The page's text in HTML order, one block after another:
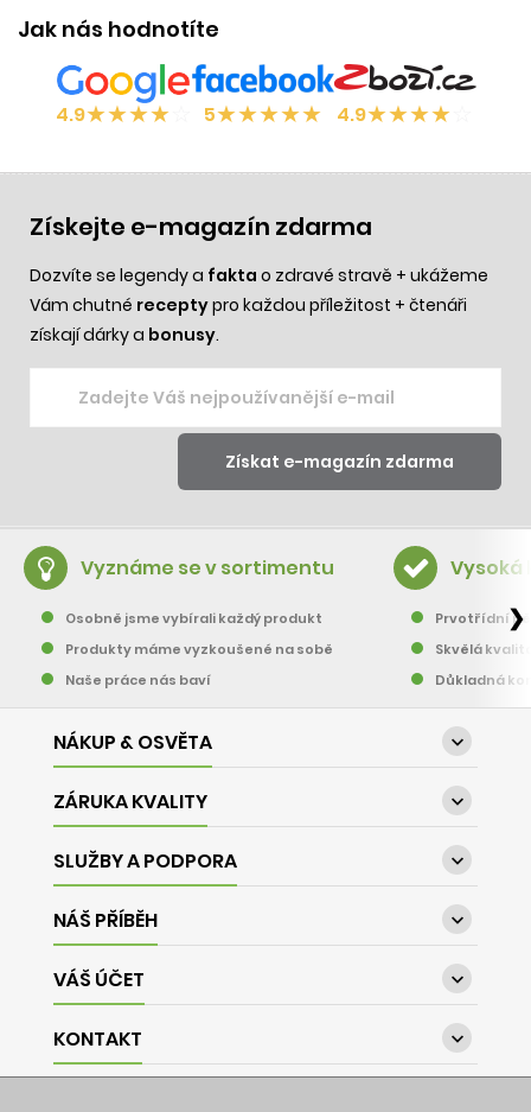
Jak nás hodnotíte
4.9★★★★ 5★★★★★ 4.9★★★★
Získejte e-magazín zdarma
Dozvíte se legendy a fakta o zdravé stravě + ukážeme
Vám chutné receptypro každou příležitost + čtenáři
získají dárky a bonusy.
Vyznáme se v sortimentu
Osobně jsme vybírali každý produkt
Produkty máme vyzkoušené na sobě
Naše práce nás baví
Vysoká
Prvotřídní
Skvělá
Důkladná
❯
NÁKUP & OSVĚTA 
ZÁRUKA KVALITY 
SLUŽBY A PODPORA 
NÁŠ PŘÍBĚH 
VÁŠ ÚČET 
KONTAKT 